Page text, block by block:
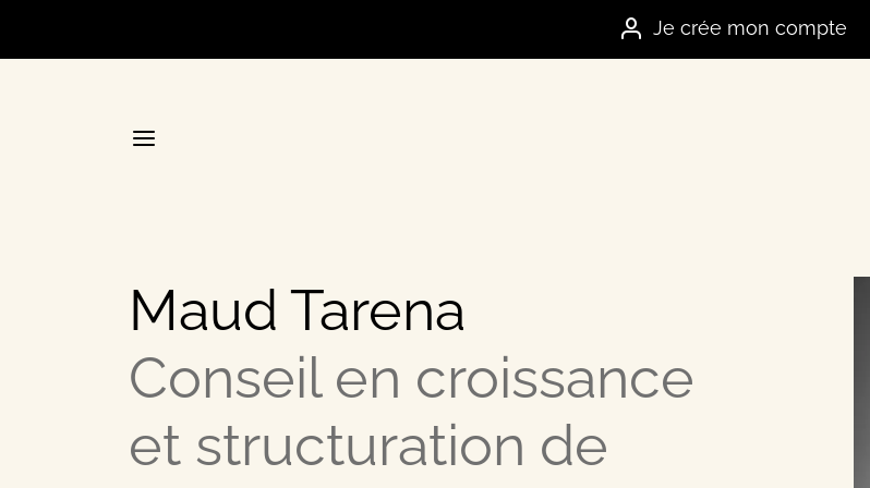
Je crée mon compte
Accueil
Annuaire
Maud Tarena
Conseil en croissance
et structuration de